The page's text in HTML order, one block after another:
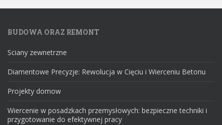
BUDOWA ORAZ REMONT
Sciany zewnetrzne
Diamentowe Precyzje: Rewolucja w Cięciu i Wierceniu Betonu
Projekty domow
Wiercenie w posadzkach przemysłowych: bezpieczne techniki i
przygotowanie do efektywnej pracy